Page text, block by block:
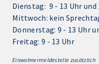
Dienstag: 9 - 13 Uhr und
Mittwoch: kein
Donnerstag: 9 - 13 Uhr
Freitag: 9 - 13 Uhr
Einwohnermeldestelle zusätzlich